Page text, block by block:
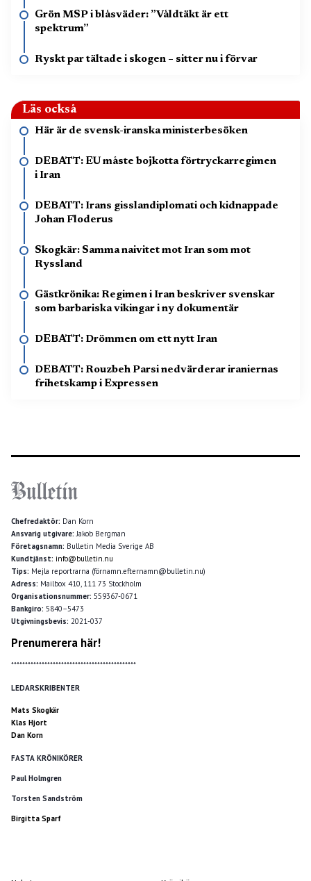
Grön MSP i blåsväder: ”Våldtäkt är ett
spektrum”
Ryskt par tältade i skogen – sitter nu i förvar
Läs också
Här är de svensk-iranska ministerbesöken
DEBATT: EU måste bojkotta förtryckarregimen
i Iran
DEBATT: Irans gisslandiplomati och kidnappade
Johan Floderus
Skogkär: Samma naivitet mot Iran som mot
Ryssland
Gästkrönika: Regimen i Iran beskriver svenskar
som barbariska vikingar i ny dokumentär
DEBATT: Drömmen om ett nytt Iran
DEBATT: Rouzbeh Parsi nedvärderar iraniernas
frihetskamp i Expressen
Chefredaktör: Dan Korn
Ansvarig utgivare: Jakob Bergman
Företagsnamn: Bulletin Media Sverige AB
Kundtjänst: info@bulletin.nu
Tips: Mejla reportrarna (förnamn.efternamn@bulletin.nu)
Adress: Mailbox 410, 111 73 Stockholm
Organisationsnummer: 559367-0671
Bankgiro: 5840–5473
Utgivningsbevis: 2021-037
Prenumerera här!
*********************************************
LEDARSKRIBENTER
Mats Skogkär
Klas Hjort
Dan Korn
FASTA KRÖNIKÖRER
Paul Holmgren
Torsten Sandström
Birgitta Sparf